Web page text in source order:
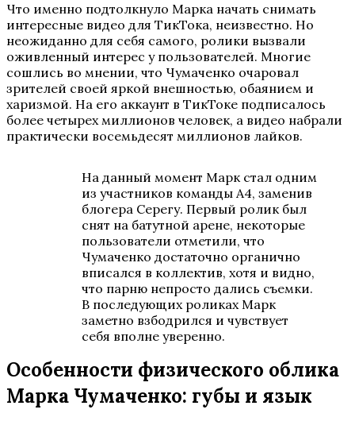
Что именно подтолкнуло Марка начать снимать
интересные видео для ТикТока, неизвестно. Но
неожиданно для себя самого, ролики вызвали
оживленный интерес у пользователей. Многие
сошлись во мнении, что Чумаченко очаровал
зрителей своей яркой внешностью, обаянием и
харизмой. На его аккаунт в ТикТоке подписалось
более четырех миллионов человек, а видео набрали
практически восемьдесят миллионов лайков.
На данный момент Марк стал одним
из участников команды А4, заменив
блогера Серегу. Первый ролик был
снят на батутной арене, некоторые
пользователи отметили, что
Чумаченко достаточно органично
вписался в коллектив, хотя и видно,
что парню непросто дались съемки.
В последующих роликах Марк
заметно взбодрился и чувствует
себя вполне уверенно.
Особенности физического облика
Марка Чумаченко: губы и язык